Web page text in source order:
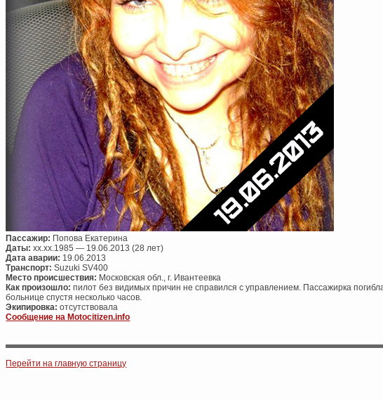
Пассажир: Попова Екатерина
Даты:xx.xx.1985 — 19.06.2013 (28 лет)
Дата аварии: 19.06.2013
Транспорт:Suzuki SV400
Место происшествия: Московская обл., г. Ивантеевка
Как произошло:пилот без видимых причин не справился с управлением. Пассажирка
больнице спустя несколько часов.
Экипировка:отсутствовала
Сообщение на Motocitizen.info
Post navigation
Перейти на главную страницу